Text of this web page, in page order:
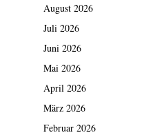
August 2026
Juli 2026
Juni 2026
Mai 2026
April 2026
März 2026
Februar 2026